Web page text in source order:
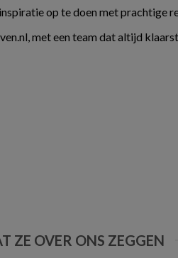
op te doen met prachtige
met een team dat altijd
ZE OVER ONS ZEGGEN